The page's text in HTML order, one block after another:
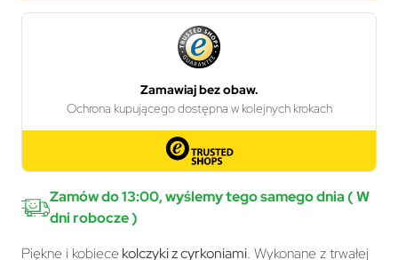
Zamów do 13:00, wyślemy tego samego dnia ( W
dni robocze )
Piękne i kobiece kolczyki z cyrkoniami. Wykonane z trwałej